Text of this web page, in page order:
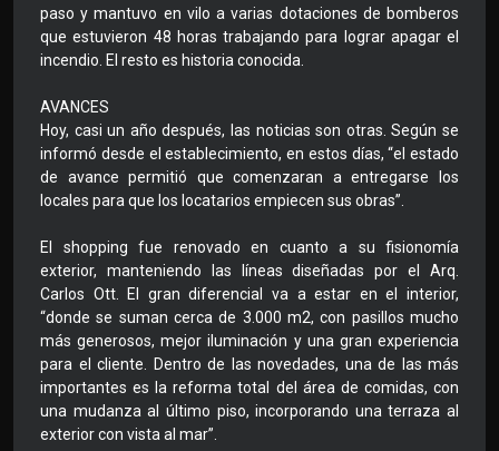
paso y mantuvo en vilo a varias dotaciones de bomberos
que estuvieron 48 horas trabajando para lograr apagar el
incendio. El resto es historia conocida.
AVANCES
Hoy, casi un año después, las noticias son otras. Según se
informó desde el establecimiento, en estos días, “el estado
de avance permitió que comenzaran a entregarse los
locales para que los locatarios empiecen sus obras”.
El shopping fue renovado en cuanto a su fisionomía
exterior, manteniendo las líneas diseñadas por el Arq.
Carlos Ott. El gran diferencial va a estar en el interior,
“donde se suman cerca de 3.000 m2, con pasillos mucho
más generosos, mejor iluminación y una gran experiencia
para el cliente. Dentro de las novedades, una de las más
importantes es la reforma total del área de comidas, con
una mudanza al último piso, incorporando una terraza al
exterior con vista al mar”.